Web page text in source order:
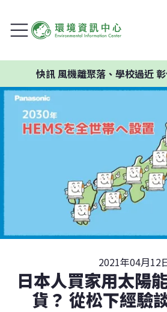
風機離聚落、學校過近 彰化福
2021年04月12
日本人買家用太陽
貨？ 從松下經驗